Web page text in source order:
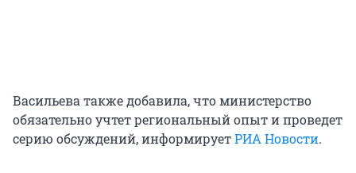
Васильева также добавила, что министерство
обязательно учтет региональный опыт и проведет
серию обсуждений, информируетРИА Новости.